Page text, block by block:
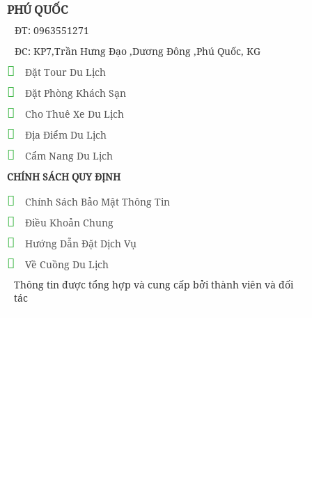
PHÚ QUỐC
ĐT: 0963551271
ĐC: KP7,Trần Hưng Đạo ,Dương Đông ,Phú Quốc, KG
Đặt Tour Du Lịch
Đặt Phòng Khách Sạn
Cho Thuê Xe Du Lịch
Địa Điểm Du Lịch
Cẩm Nang Du Lịch
CHÍNH SÁCH QUY ĐỊNH
Chính Sách Bảo Mật Thông Tin
Điều Khoản Chung
Hướng Dẫn Đặt Dịch Vụ
Về Cuồng Du Lịch
Thông tin được tổng hợp và cung cấp bởi thành viên và đối
tác